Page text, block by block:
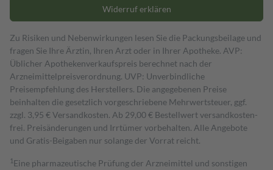
Widerruf erklären
Zu Risiken und Nebenwirkungen lesen Sie die Packungsbeilage und
fragen Sie Ihre Ärztin, Ihren Arzt oder in Ihrer Apotheke. AVP:
Üblicher Apothekenverkaufspreis berechnet nach der
Arzneimittelpreisverordnung. UVP: Unverbindliche
Preisempfehlung des Herstellers. Die angegebenen Preise
beinhalten die gesetzlich vorgeschriebene Mehrwertsteuer, ggf.
zzgl. 3,95 € Versandkosten. Ab 29,00 € Bestell­wert versand­kosten­
frei. Preisänderungen und Irrtümer vorbehalten. Alle Angebote
und Gratis-Beigaben nur solange der Vorrat reicht.
1 Eine pharmazeutische Prüfung der Arzneimittel und sonstigen